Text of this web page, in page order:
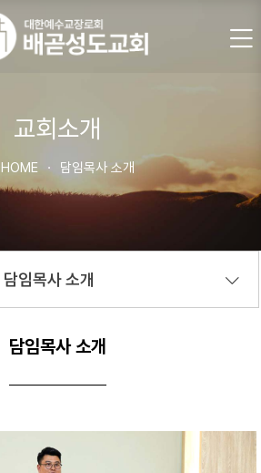
교회소개
HOME · 담임목사 소개
담임목사 소개
담임목사 소개